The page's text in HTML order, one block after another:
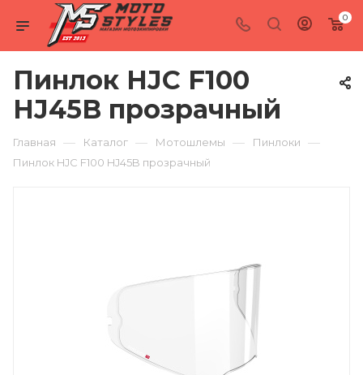
0
Пинлок HJC F100
HJ45B прозрачный
Главная — Каталог — Мотошлемы — Пинлоки —
Пинлок HJC F100 HJ45B прозрачный